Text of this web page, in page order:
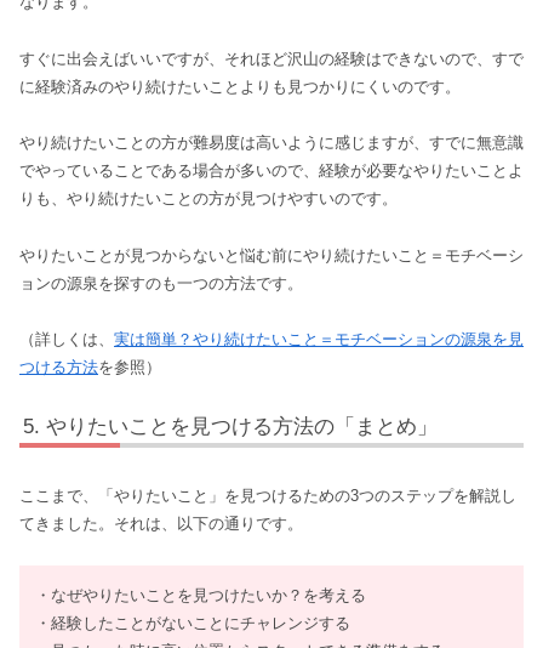
すぐに出会えばいいですが、それほど沢山の経験はできないので、すで
に経験済みのやり続けたいことよりも見つかりにくいのです。
やり続けたいことの方が難易度は高いように感じますが、すでに無意識
でやっていることである場合が多いので、経験が必要なやりたいことよ
りも、やり続けたいことの方が見つけやすいのです。
やりたいことが見つからないと悩む前にやり続けたいこと＝モチベーシ
ョンの源泉を探すのも一つの方法です。
（詳しくは、 実は簡単？やり続けたいこと＝モチベーションの源泉を見
つける方法を参照）
やりたいことを見つける方法の「まとめ」
ここまで、「やりたいこと」を見つけるための3つのステップを解説し
てきました。それは、以下の通りです。
・なぜやりたいことを見つけたいか？を考える
・経験したことがないことにチャレンジする